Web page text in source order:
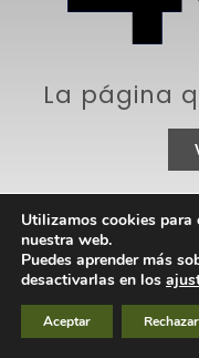
La página
Utilizamos cookies para
nuestra web.
Puedes aprender más
desactivarlas en los
Aceptar Rechazar